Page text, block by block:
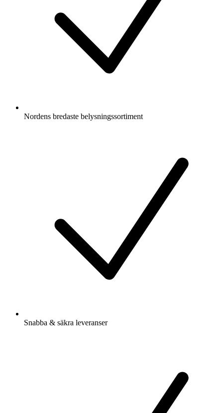
Nordens bredaste belysningssortiment
Snabba & säkra leveranser